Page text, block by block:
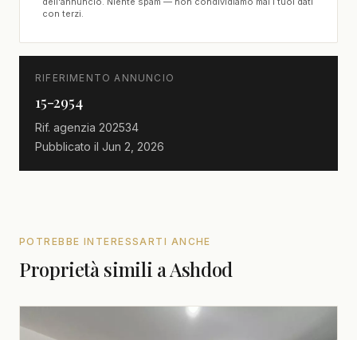
con terzi.
RIFERIMENTO ANNUNCIO
15-2954
Rif. agenzia 202534
Pubblicato il Jun 2, 2026
POTREBBE INTERESSARTI ANCHE
Proprietà simili a Ashdod